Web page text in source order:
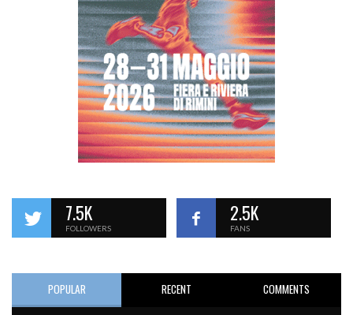
7.5K
FOLLOWERS
2.5K
FANS
POPULAR RECENT COMMENTS